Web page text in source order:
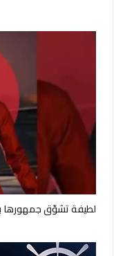
لطيفة تشوّق جمهورها